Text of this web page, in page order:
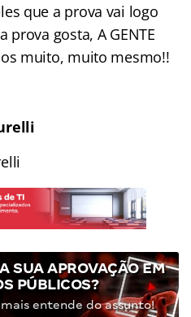
que a prova vai logo
prova gosta, A GENTE
muito, muito mesmo!!
SUA APROVAÇÃO EM
PÚBLICOS?
entende do assunto!